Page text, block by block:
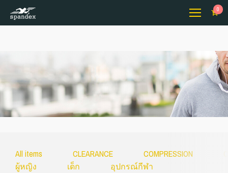
0
All items CLEARANCE COMPRESSION
ผู้หญิง
เด็ก
อุปกรณ์กีฬา